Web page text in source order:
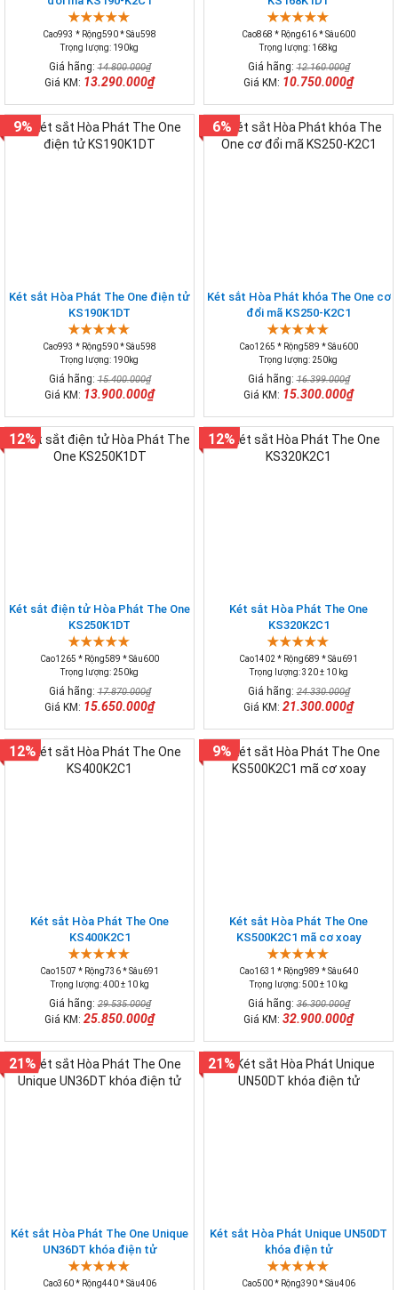
Cao993 * Rộng590 * Sâu598
Trọng lượng: 190kg
Giá hãng:14.800.000₫
Giá KM: 13.290.000₫
Cao868 * Rộng616 * Sâu600
Trọng lượng: 168kg
Giá hãng:12.160.000₫
Giá KM: 10.750.000₫
Két sắt Hòa Phát The One điện tử
KS190K1DT
Cao993 * Rộng590 * Sâu598
Trọng lượng: 190kg
Giá hãng:15.400.000₫
Giá KM: 13.900.000₫
9%
Két sắt Hòa Phát khóa The One cơ
đổi mã KS250-K2C1
Cao1265 * Rộng589 * Sâu600
Trọng lượng: 250kg
Giá hãng:16.399.000₫
Giá KM: 15.300.000₫
6%
Két sắt điện tử Hòa Phát The One
KS250K1DT
Cao1265 * Rộng589 * Sâu600
Trọng lượng: 250kg
Giá hãng:17.870.000₫
Giá KM: 15.650.000₫
12%
Két sắt Hòa Phát The One
KS320K2C1
Cao1402 * Rộng689 * Sâu691
Trọng lượng: 320 ± 10 kg
Giá hãng:24.330.000₫
Giá KM: 21.300.000₫
12%
Két sắt Hòa Phát The One
KS400K2C1
Cao1507 * Rộng736 * Sâu691
Trọng lượng: 400 ± 10 kg
Giá hãng:29.535.000₫
Giá KM: 25.850.000₫
12%
Két sắt Hòa Phát The One
KS500K2C1 mã cơ xoay
Cao1631 * Rộng989 * Sâu640
Trọng lượng: 500 ± 10 kg
Giá hãng:36.300.000₫
Giá KM: 32.900.000₫
9%
Két sắt Hòa Phát The One Unique
UN36DT khóa điện tử
Cao360 * Rộng440 * Sâu406
21%
Két sắt Hòa Phát Unique UN50DT
khóa điện tử
Cao500 * Rộng390 * Sâu406
21%